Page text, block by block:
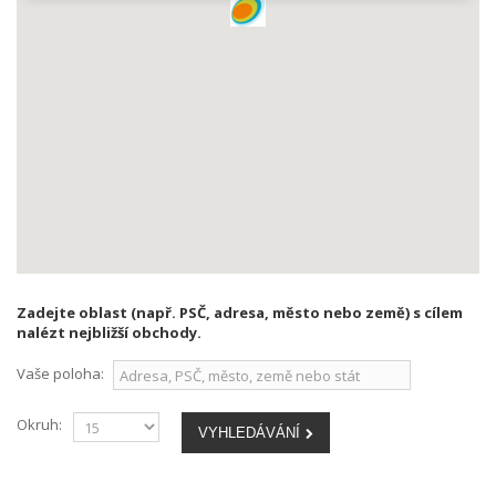
Zadejte oblast (např. PSČ, adresa, město nebo země) s cílem
nalézt nejbližší obchody.
Vaše poloha:
Okruh: VYHLEDÁVÁNÍ